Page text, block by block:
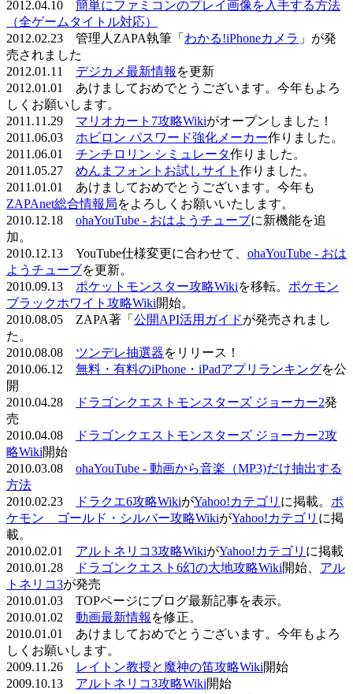
2012.04.10 簡単にファミコンのプレイ画像を入手する方法
（全ゲームタイトル対応）
2012.02.23 管理人ZAPA執筆「 わかる!iPhoneカメラ 」が発
売されました
2012.01.11 デジカメ最新情報 を更新
2012.01.01 あけましておめでとうございます。今年もよろ
しくお願いします。
2011.11.29 マリオカート7攻略Wikiがオープンしました！
2011.06.03 ホビロン パスワード強化メーカー作りました。
2011.06.01 チンチロリン シミュレータ作りました。
2011.05.27 めんまフォントお試しサイト 作りました。
2011.01.01 あけましておめでとうございます。今年も
ZAPAnet総合情報局をよろしくお願いいたします。
2010.12.18 ohaYouTube - おはようチューブに新機能を追
加。
2010.12.13 YouTube仕様変更に合わせて、 ohaYouTube - おは
ようチューブを更新。
2010.09.13 ポケットモンスター攻略Wikiを移転。 ポケモン
ブラックホワイト攻略Wiki開始。
2010.08.05 ZAPA著「 公開API活用ガイドが発売されまし
た。
2010.08.08 ツンデレ抽選器をリリース！
2010.06.12 無料・有料のiPhone・iPadアプリランキングを公
開
2010.04.28
ドラゴンクエストモンスターズ ジョーカー2発
売
2010.04.08
ドラゴンクエストモンスターズ ジョーカー2攻
略Wiki開始
2010.03.08 ohaYouTube - 動画から音楽（MP3)だけ抽出する
方法
2010.02.23
ドラクエ6攻略WikiがYahoo!カテゴリ に掲載。 ポ
ケモン ゴールド・シルバー攻略WikiがYahoo!カテゴリ に掲
載。
2010.02.01 アルトネリコ3攻略WikiがYahoo!カテゴリ に掲載
2010.01.28
ドラゴンクエスト6幻の大地攻略Wiki開始、 アル
トネリコ3が発売
2010.01.03 TOPページにブログ最新記事を表示。
2010.01.02 動画最新情報 を修正。
2010.01.01 あけましておめでとうございます。今年もよろ
しくお願いします。
2009.11.26
レイトン教授と魔神の笛攻略Wiki開始
2009.10.13 アルトネリコ3攻略Wiki開始